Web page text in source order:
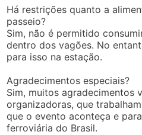
Há restrições quanto a
passeio?
Sim, não é permitido
dentro dos vagões. No
para isso na estação.
Agradecimentos especiais?
Sim, muitos agradecimentos
organizadoras, que
que o evento aconteça e
ferroviária do Brasil.